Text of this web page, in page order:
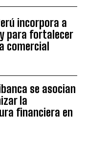
incorpora a
para fortalecer
comercial
se asocian
la
financiera en